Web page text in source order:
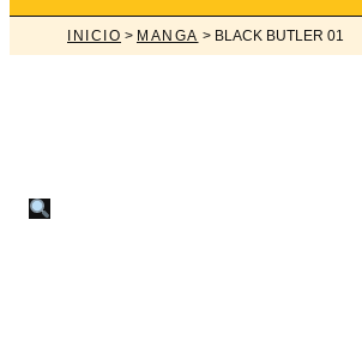
INICIO > MANGA > BLACK BUTLER 01